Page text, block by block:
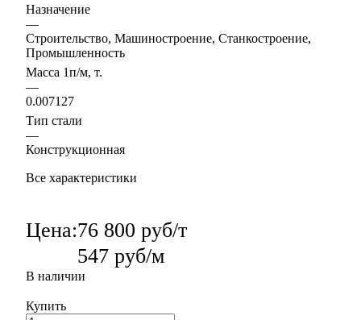
Назначение
—
Строительство, Машиностроение, Станкостроение,
Промышленность
Масса 1п/м, т.
—
0.007127
Тип стали
—
Конструкционная
Все характеристики
Цена:76 800 руб/т
547 руб/м
В наличии
Купить